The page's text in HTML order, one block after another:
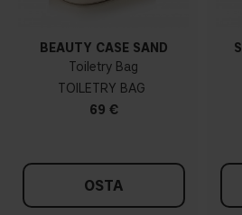
BEAUTY CASE SAND
Toiletry Bag
TOILETRY BAG
69 €
OSTA